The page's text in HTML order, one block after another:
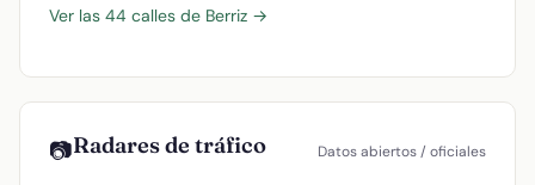
Ver las 44 calles de Berriz →
📷Radares de tráfico Datos abiertos / oficiales